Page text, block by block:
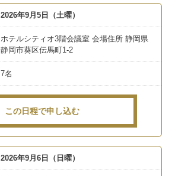
2026年9月5日（土曜）
ホテルシティオ3階会議室 会場住所 静岡県
静岡市葵区伝馬町1-2
7名
この日程で申し込む
2026年9月6日（日曜）